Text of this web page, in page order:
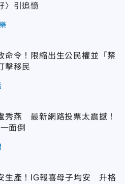
〉引追憶
命令！限縮出生公民權並「禁
擊移民
秀燕 最新網路投票太震撼！
面倒
生產！IG報喜母子均安 升格